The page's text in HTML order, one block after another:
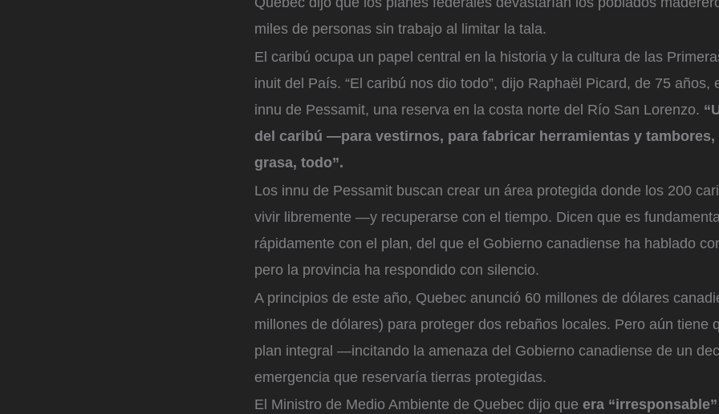
miles de personas sin trabajo al limitar la tala.
El caribú ocupa un papel central en la historia y la cultura de las
inuit del País. “El caribú nos dio todo”, dijo Raphaël Picard, de 75 años,
innu de Pessamit, una reserva en la costa norte del Río San Lorenzo.
del caribú —para vestirnos, para fabricar herramientas y tambores,
grasa, todo”.
Los innu de Pessamit buscan crear un área protegida donde los 200
vivir libremente —y recuperarse con el tiempo. Dicen que es
rápidamente con el plan, del que el Gobierno canadiense ha hablado
pero la provincia ha respondido con silencio.
A principios de este año, Quebec anunció 60 millones de dólares
millones de dólares) para proteger dos rebaños locales. Pero aún tiene
plan integral —incitando la amenaza del Gobierno canadiense de un
emergencia que reservaría tierras protegidas.
El Ministro de Medio Ambiente de Quebec dijo que era “irresponsable”